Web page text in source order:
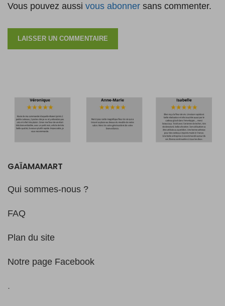
Vous pouvez aussi vous abonner sans commenter.
GAÏAMAMART
Qui sommes-nous ?
FAQ
Plan du site
Notre page Facebook
.